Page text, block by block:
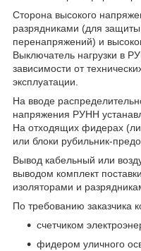
Сторона высокого
разрядниками (для
перенапряжений) и
Выключатель нагрузки в
зависимости от
эксплуатации.
На вводе
напряжения РУНН
На отходящих фидерах
или блоки рубильник-
Вывод кабельный или
выводом комплект
изоляторами и
По требованию заказчика
счетчиком
фидером уличного